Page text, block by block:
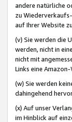
andere natürliche
zu
auf Ihrer Website
(v) Sie werden die
werden, nicht in
nicht mit
Links eine
(w) Sie werden
dahingehend
(x) Auf unser
im Hinblick auf